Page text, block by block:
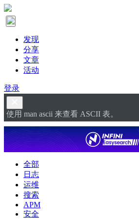
发现
分享
文章
活动
登录
使用 man ascii 来查看 ASCII 表。
全部
日志
运维
搜索
APM
安全